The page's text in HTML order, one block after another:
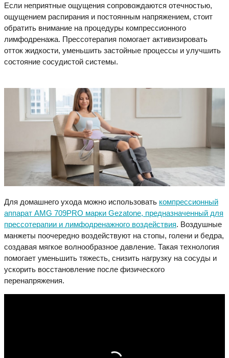
Если неприятные ощущения сопровождаются отечностью,
ощущением распирания и постоянным напряжением, стоит
обратить внимание на процедуры компрессионного
лимфодренажа. Прессотерапия помогает активизировать
отток жидкости, уменьшить застойные процессы и улучшить
состояние сосудистой системы.
Для домашнего ухода можно использовать компрессионный
аппарат AMG 709PRO марки Gezatone, предназначенный для
прессотерапии и лимфодренажного воздействия. Воздушные
манжеты поочередно воздействуют на стопы, голени и бедра,
создавая мягкое волнообразное давление. Такая технология
помогает уменьшить тяжесть, снизить нагрузку на сосуды и
ускорить восстановление после физического
перенапряжения.